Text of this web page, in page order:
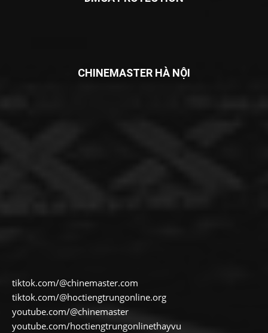
CHINEMASTER HÀ NỘI
tiktok.com/@chinemaster.com
tiktok.com/@hoctiengtrungonline.org
youtube.com/@chinemaster
youtube.com/hoctiengtrungonlinethayvu